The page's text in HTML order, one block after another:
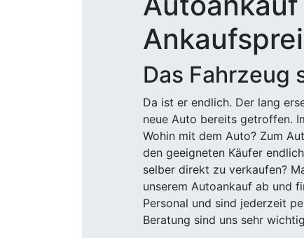
Das Fahrzeug
Da ist er endlich. Der lang
neue Auto bereits getroffen.
Wohin mit dem Auto? Zum
den geeigneten Käufer
selber direkt zu verkaufen?
unserem Autoankauf ab und
Personal und sind jederzeit
Beratung sind uns sehr